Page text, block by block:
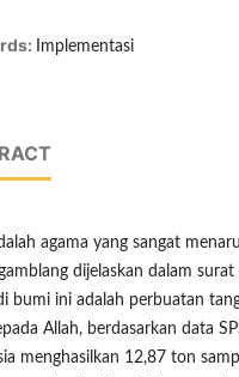
Implementasi
agama yang sangat
dijelaskan dalam
bumi ini adalah perbuatan
Allah, berdasarkan data
menghasilkan 12,87 ton